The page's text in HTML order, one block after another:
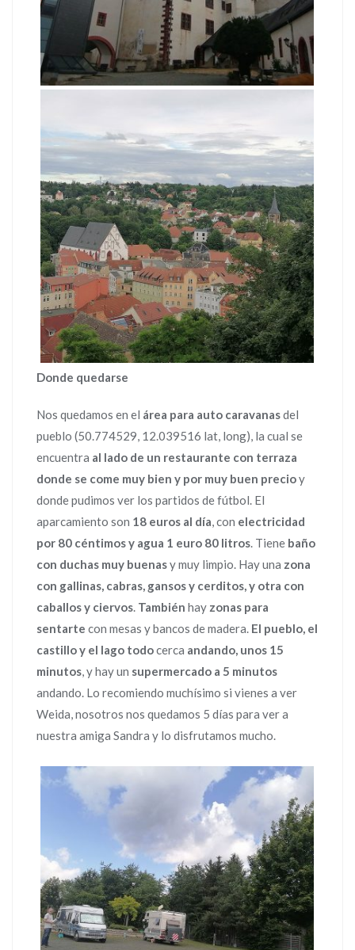
Donde quedarse
Nos quedamos en el área para auto caravanasdel
pueblo (50.774529, 12.039516 lat, long), la cual se
encuentra al lado de un restaurante con terraza
donde se come muy bien y por muy buen precioy
donde pudimos ver los partidos de fútbol. El
aparcamiento son 18 euros al día, con electricidad
por 80 céntimos y agua 1 euro 80 litros. Tiene baño
con duchas muy buenasy muy limpio. Hay una zona
con gallinas, cabras, gansos y cerditos, y otra con
caballos y ciervos. También hay zonas para
sentarte con mesas y bancos de madera. El pueblo, el
castillo y el lago todocerca andando, unos 15
minutos, y hay un supermercado a 5 minutos
andando. Lo recomiendo muchísimo si vienes a ver
Weida, nosotros nos quedamos 5 días para ver a
nuestra amiga Sandra y lo disfrutamos mucho.